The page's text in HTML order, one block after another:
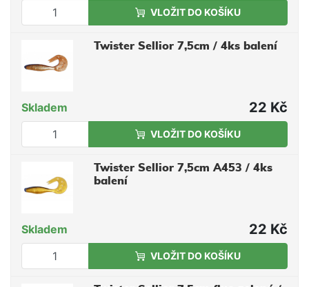
VLOŽIT DO KOŠÍKU
Twister Sellior 7,5cm / 4ks balení
Skladem 22 Kč
VLOŽIT DO KOŠÍKU
Twister Sellior 7,5cm A453 / 4ks
balení
Skladem 22 Kč
VLOŽIT DO KOŠÍKU